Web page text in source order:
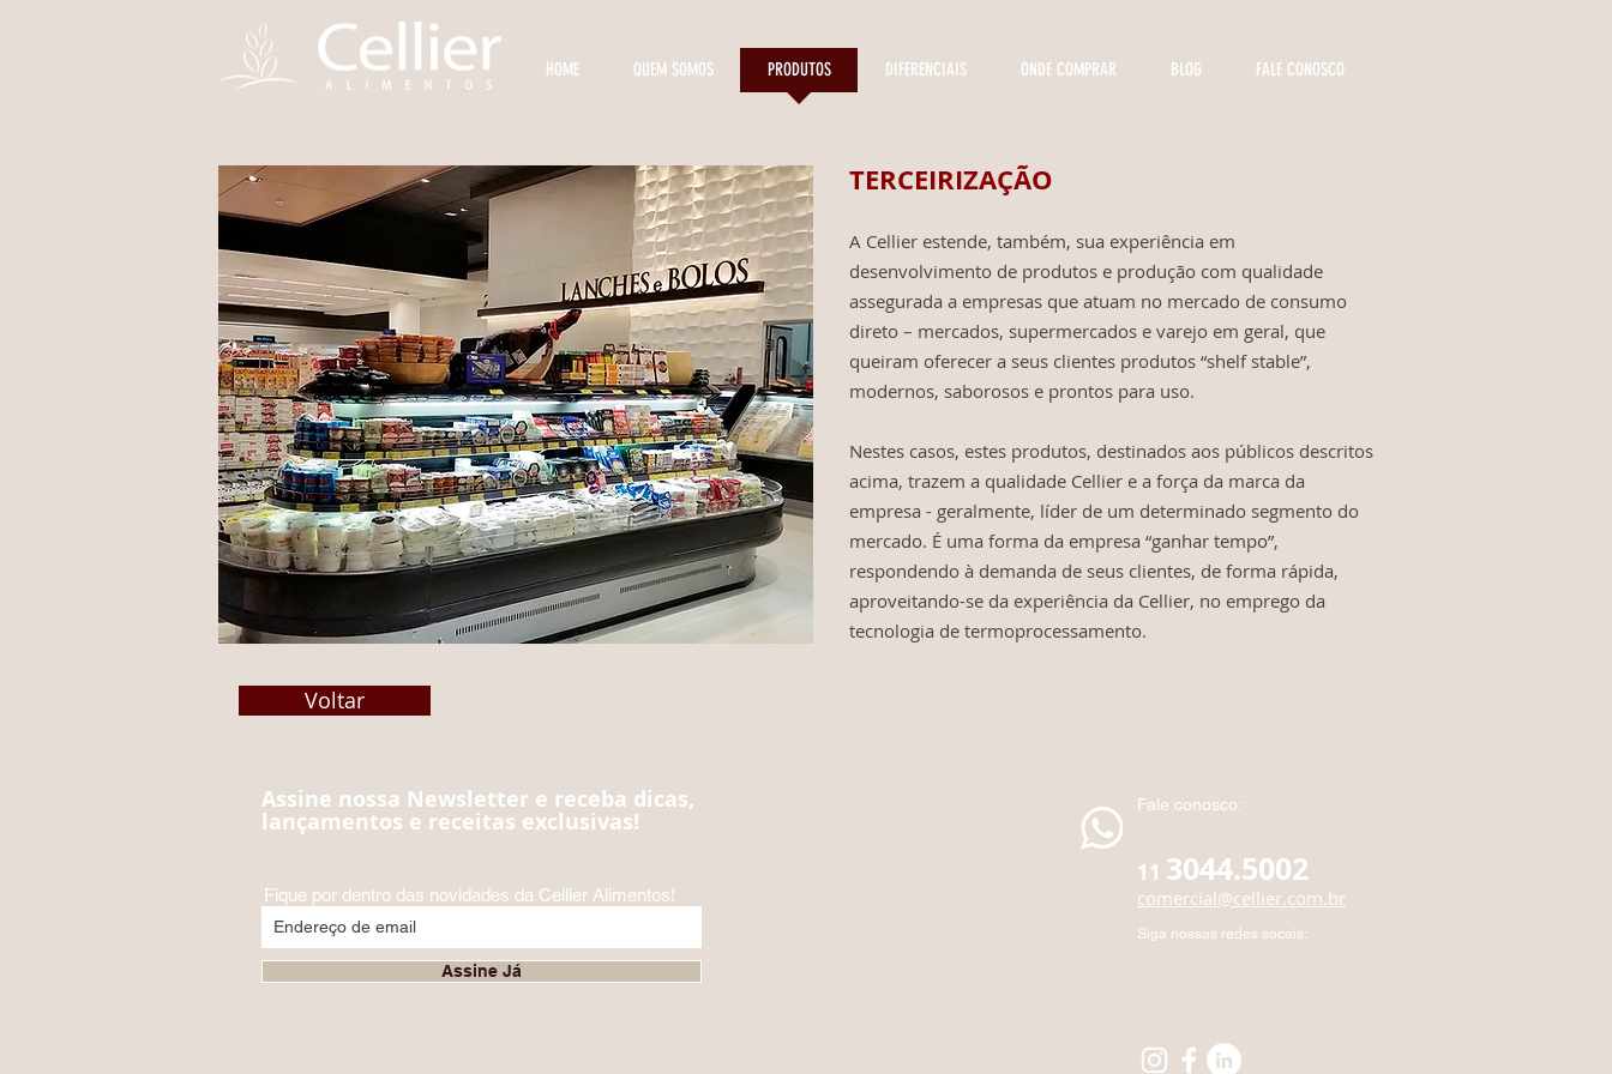
HOME QUEM SOMOS PRODUTOS DIFERENCIAIS ONDE COMPRAR BLOG FALE CONOSCO
TERCEIRIZAÇÃO
A Cellier estende, também, sua experiência em
desenvolvimento de produtos e produção com qualidade
assegurada a empresas que atuam no mercado de consumo
direto – mercados, supermercados e varejo em geral, que
queiram oferecer a seus clientes produtos “shelf stable”,
modernos, saborosos e prontos para uso.
Nestes casos, estes produtos, destinados aos públicos descritos
acima, trazem a qualidade Cellier e a força da marca da
empresa - geralmente, líder de um determinado segmento do
mercado. É uma forma da empresa “ganhar tempo”,
respondendo à demanda de seus clientes, de forma rápida,
aproveitando-se da experiência da Cellier, no emprego da
tecnologia de termoprocessamento.
Voltar
Assine nossa Newsletter e receba dicas,
lançamentos e receitas exclusivas!
Fique por dentro das novidades da Cellier Alimentos!
Assine Já
Fale conosco:
11 3044.5002
comercial@cellier.com.br
Siga nossas redes socais: